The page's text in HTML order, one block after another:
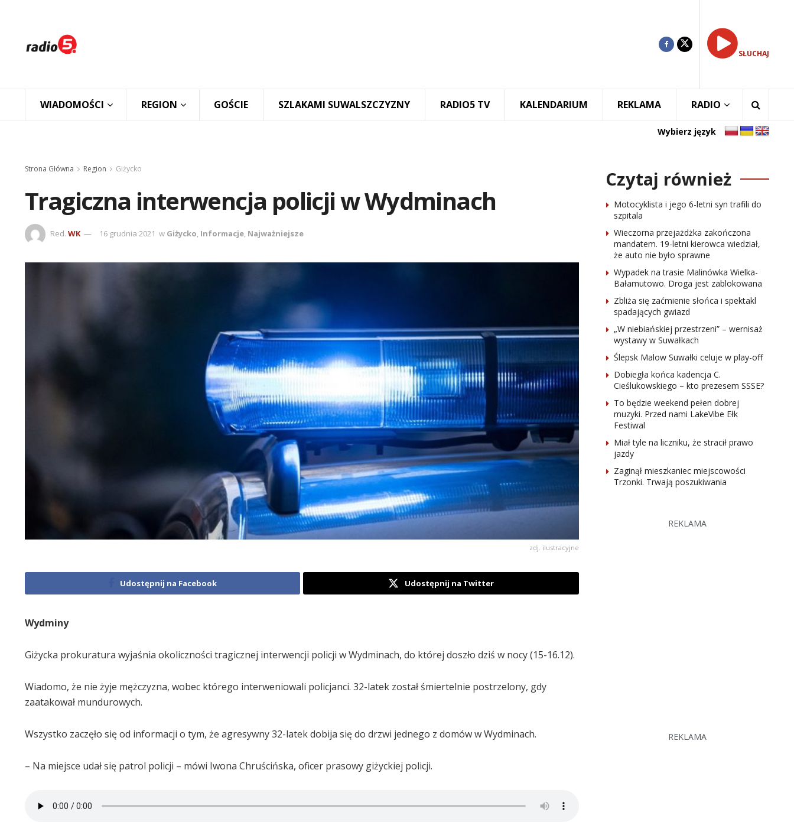
SŁUCHAJ
WIADOMOŚCI REGION GOŚCIE SZLAKAMI SUWALSZCZYZNY RADIO5 TV KALENDARIUM REKLAMA RADIO
Wybierz język
Strona Główna Region Giżycko
Tragiczna interwencja policji w Wydminach
Red. WK 16 grudnia 2021 w Giżycko, Informacje, Najważniejsze
zdj. ilustracyjne
Udostępnij na Facebook Udostępnij na Twitter
Wydminy
Giżycka prokuratura wyjaśnia okoliczności tragicznej interwencji policji w Wydminach, do której doszło dziś w nocy (15-16.12).
Wiadomo, że nie żyje mężczyzna, wobec którego interweniowali policjanci. 32-latek został śmiertelnie postrzelony, gdy
zaatakował mundurowych.
Wszystko zaczęło się od informacji o tym, że agresywny 32-latek dobija się do drzwi jednego z domów w Wydminach.
– Na miejsce udał się patrol policji – mówi Iwona Chruścińska, oficer prasowy giżyckiej policji.
Czytaj również
Motocyklista i jego 6-letni syn trafili do
szpitala
Wieczorna przejażdżka zakończona
mandatem. 19-letni kierowca wiedział,
że auto nie było sprawne
Wypadek na trasie Malinówka Wielka-
Bałamutowo. Droga jest zablokowana
Zbliża się zaćmienie słońca i spektakl
spadających gwiazd
„W niebiańskiej przestrzeni” – wernisaż
wystawy w Suwałkach
Ślepsk Malow Suwałki celuje w play-off
Dobiegła końca kadencja C.
Cieślukowskiego – kto prezesem SSSE?
To będzie weekend pełen dobrej
muzyki. Przed nami LakeVibe Ełk
Festiwal
Miał tyle na liczniku, że stracił prawo
jazdy
Zaginął mieszkaniec miejscowości
Trzonki. Trwają poszukiwania
REKLAMA
REKLAMA